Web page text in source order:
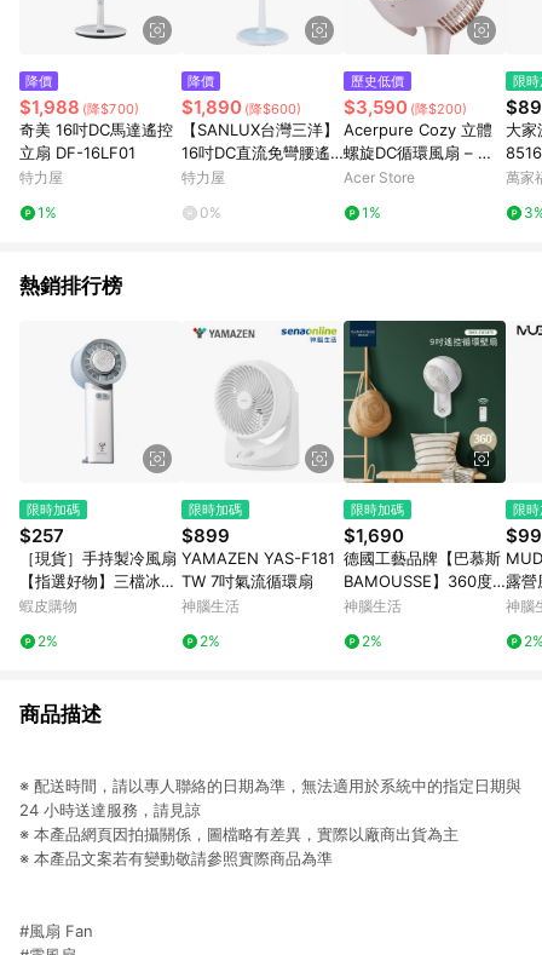
降價
$1,988 (降$700)
奇美 16吋DC馬達遙控
立扇 DF-16LF01
特力屋
1%
降價
$1,890 (降$600)
【SANLUX台灣三洋】
16吋DC直流免彎腰遙
控電風扇 EF-T16DRA1
特力屋
0%
歷史低價
$3,590 (降$200)
Acerpure Cozy 立體
螺旋DC循環風扇 – 櫻
花粉 (AF773-20P)
Acer Store
1%
限
大家
萬家
熱銷排行榜
限時加碼
$257
［現貨］手持製冷風扇
【指選好物】三檔冰感
風 冰敷製冷風扇 冰敷
製冷風扇 隨身風扇 靜
蝦皮購物
2%
限時加碼
$899
YAMAZEN YAS-F181
TW 7吋氣流循環扇
神腦生活
2%
限時加碼
$1,690
德國工藝品牌【巴慕斯
BAMOUSSE】360度
擺頭9吋遙控循環壁扇
神腦生活
2%
限
露營
神腦
商品描述
※ 配送時間，請以專人聯絡的日期為準，無法適用於系統中的指定日期與
24 小時送達服務，請見諒
※ 本產品網頁因拍攝關係，圖檔略有差異，實際以廠商出貨為主
※ 本產品文案若有變動敬請參照實際商品為準
#風扇 Fan